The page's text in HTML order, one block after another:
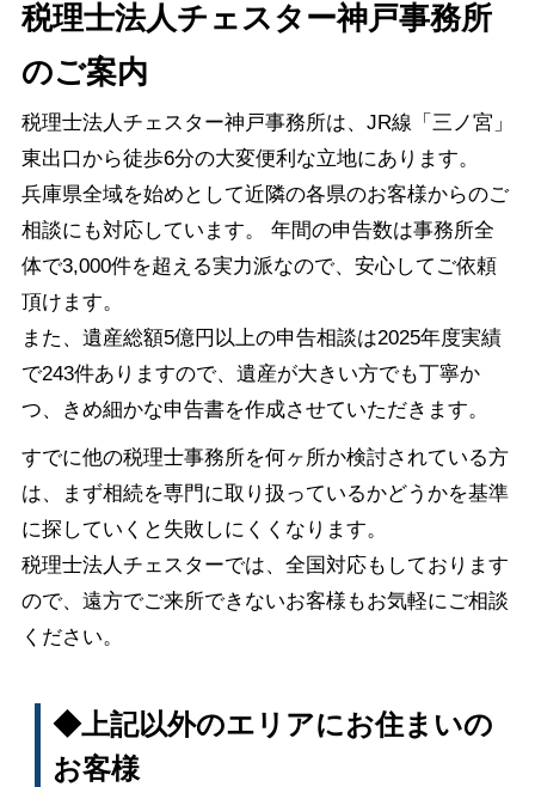
税理士法人チェスター神戸事務所
のご案内
税理士法人チェスター神戸事務所は、JR線「三ノ宮」
東出口から徒歩6分の大変便利な立地にあります。
兵庫県全域を始めとして近隣の各県のお客様からのご
相談にも対応しています。 年間の申告数は事務所全
体で3,000件を超える実力派なので、安心してご依頼
頂けます。
また、遺産総額5億円以上の申告相談は2025年度実績
で243件ありますので、遺産が大きい方でも丁寧か
つ、きめ細かな申告書を作成させていただきます。
すでに他の税理士事務所を何ヶ所か検討されている方
は、まず相続を専門に取り扱っているかどうかを基準
に探していくと失敗しにくくなります。
税理士法人チェスターでは、全国対応もしております
ので、遠方でご来所できないお客様もお気軽にご相談
ください。
◆上記以外のエリアにお住まいの
お客様